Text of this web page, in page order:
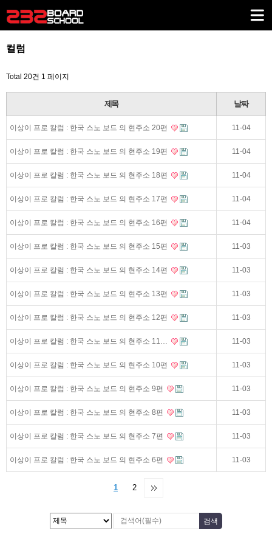
컬럼
Total 20건 1 페이지
제목 날짜
이상이 프로 칼럼 : 한국 스노 보드 의 현주소 20편 11-04
이상이 프로 칼럼 : 한국 스노 보드 의 현주소 19편 11-04
이상이 프로 칼럼 : 한국 스노 보드 의 현주소 18편 11-04
이상이 프로 칼럼 : 한국 스노 보드 의 현주소 17편 11-04
이상이 프로 칼럼 : 한국 스노 보드 의 현주소 16편 11-04
이상이 프로 칼럼 : 한국 스노 보드 의 현주소 15편 11-03
이상이 프로 칼럼 : 한국 스노 보드 의 현주소 14편 11-03
이상이 프로 칼럼 : 한국 스노 보드 의 현주소 13편 11-03
이상이 프로 칼럼 : 한국 스노 보드 의 현주소 12편 11-03
이상이 프로 칼럼 : 한국 스노 보드 의 현주소 11… 11-03
이상이 프로 칼럼 : 한국 스노 보드 의 현주소 10편 11-03
이상이 프로 칼럼 : 한국 스노 보드 의 현주소 9편 11-03
이상이 프로 칼럼 : 한국 스노 보드 의 현주소 8편 11-03
이상이 프로 칼럼 : 한국 스노 보드 의 현주소 7편 11-03
이상이 프로 칼럼 : 한국 스노 보드 의 현주소 6편 11-03
1 2